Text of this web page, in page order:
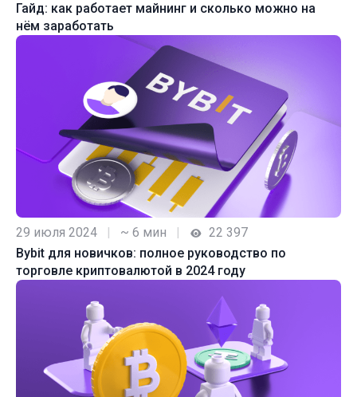
Гайд: как работает майнинг и сколько можно на
нём заработать
29 июля 2024 | ~ 6 мин |
22 397
Bybit для новичков: полное руководство по
торговле криптовалютой в 2024 году